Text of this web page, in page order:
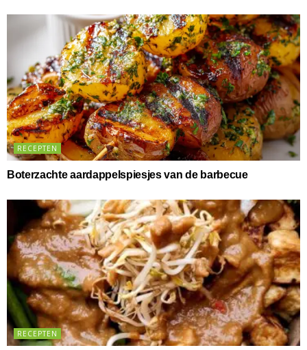
RECEPTEN
Boterzachte aardappelspiesjes van de barbecue
RECEPTEN